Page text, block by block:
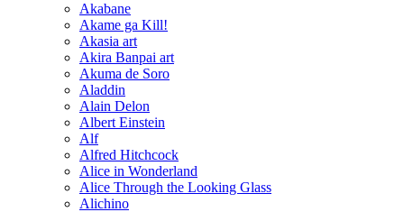
Akabane
Akame ga Kill!
Akasia art
Akira Banpai art
Akuma de Soro
Aladdin
Alain Delon
Albert Einstein
Alf
Alfred Hitchcock
Alice in Wonderland
Alice Through the Looking Glass
Alichino